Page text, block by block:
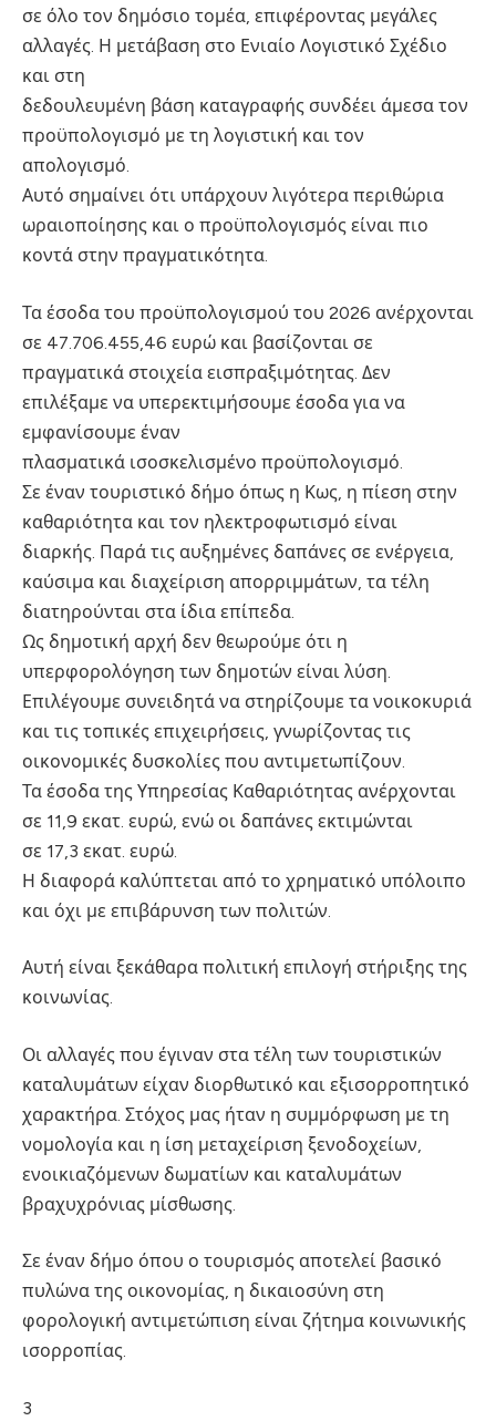
σε όλο τον δημόσιο τομέα, επιφέροντας μεγάλες
αλλαγές. Η μετάβαση στο Ενιαίο Λογιστικό Σχέδιο
και στη
δεδουλευμένη βάση καταγραφής συνδέει άμεσα τον
προϋπολογισμό με τη λογιστική και τον
απολογισμό.
Αυτό σημαίνει ότι υπάρχουν λιγότερα περιθώρια
ωραιοποίησης και ο προϋπολογισμός είναι πιο
κοντά στην πραγματικότητα.
Τα έσοδα του προϋπολογισμού του 2026 ανέρχονται
σε 47.706.455,46 ευρώ και βασίζονται σε
πραγματικά στοιχεία εισπραξιμότητας. Δεν
επιλέξαμε να υπερεκτιμήσουμε έσοδα για να
εμφανίσουμε έναν
πλασματικά ισοσκελισμένο προϋπολογισμό.
Σε έναν τουριστικό δήμο όπως η Κως, η πίεση στην
καθαριότητα και τον ηλεκτροφωτισμό είναι
διαρκής. Παρά τις αυξημένες δαπάνες σε ενέργεια,
καύσιμα και διαχείριση απορριμμάτων, τα τέλη
διατηρούνται στα ίδια επίπεδα.
Ως δημοτική αρχή δεν θεωρούμε ότι η
υπερφορολόγηση των δημοτών είναι λύση.
Επιλέγουμε συνειδητά να στηρίζουμε τα νοικοκυριά
και τις τοπικές επιχειρήσεις, γνωρίζοντας τις
οικονομικές δυσκολίες που αντιμετωπίζουν.
Τα έσοδα της Υπηρεσίας Καθαριότητας ανέρχονται
σε 11,9 εκατ. ευρώ, ενώ οι δαπάνες εκτιμώνται
σε 17,3 εκατ. ευρώ.
Η διαφορά καλύπτεται από το χρηματικό υπόλοιπο
και όχι με επιβάρυνση των πολιτών.
Αυτή είναι ξεκάθαρα πολιτική επιλογή στήριξης της
κοινωνίας.
Οι αλλαγές που έγιναν στα τέλη των τουριστικών
καταλυμάτων είχαν διορθωτικό και εξισορροπητικό
χαρακτήρα. Στόχος μας ήταν η συμμόρφωση με τη
νομολογία και η ίση μεταχείριση ξενοδοχείων,
ενοικιαζόμενων δωματίων και καταλυμάτων
βραχυχρόνιας μίσθωσης.
Σε έναν δήμο όπου ο τουρισμός αποτελεί βασικό
πυλώνα της οικονομίας, η δικαιοσύνη στη
φορολογική αντιμετώπιση είναι ζήτημα κοινωνικής
ισορροπίας.
3